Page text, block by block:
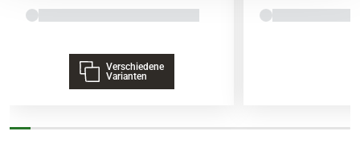
Verschiedene
Varianten